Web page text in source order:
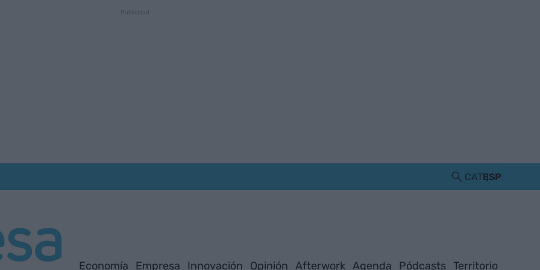
CATESP
Economía Empresa Innovación Opinión Afterwork Agenda Pódcasts Territorio